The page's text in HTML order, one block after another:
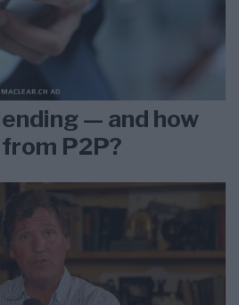
— and how
P2P?